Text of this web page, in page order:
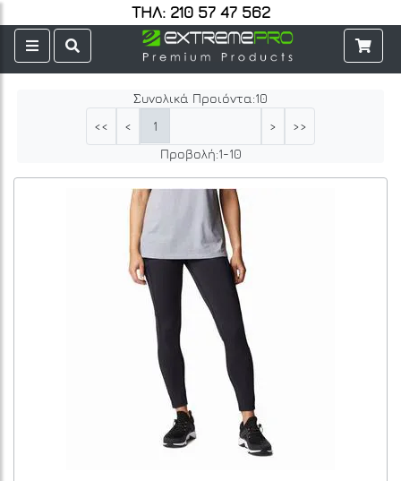
ΤΗΛ: 210 57 47 562
Συνολικά Προιόντα:10
<<
< 1 >
>>
Προβολή:1-10